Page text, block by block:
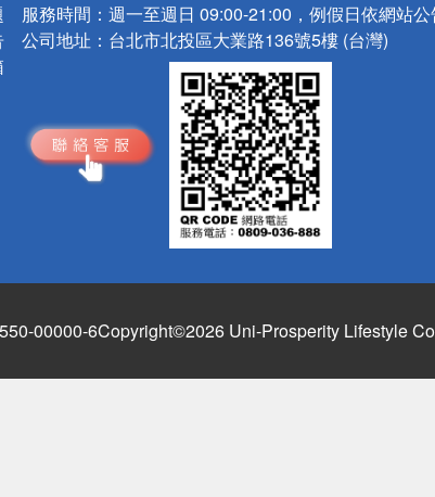
服務時間： 週一至週日 09:00-21:00，例假日依網站
公司地址： 台北市北投區大業路136號5樓 (台灣)
00000-6Copyright©2026 Uni-Prosperity Lifestyle